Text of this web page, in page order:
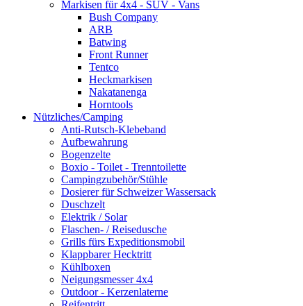
Markisen für 4x4 - SUV - Vans
Bush Company
ARB
Batwing
Front Runner
Tentco
Heckmarkisen
Nakatanenga
Horntools
Nützliches/Camping
Anti-Rutsch-Klebeband
Aufbewahrung
Bogenzelte
Boxio - Toilet - Trenntoilette
Campingzubehör/Stühle
Dosierer für Schweizer Wassersack
Duschzelt
Elektrik / Solar
Flaschen- / Reisedusche
Grills fürs Expeditionsmobil
Klappbarer Hecktritt
Kühlboxen
Neigungsmesser 4x4
Outdoor - Kerzenlaterne